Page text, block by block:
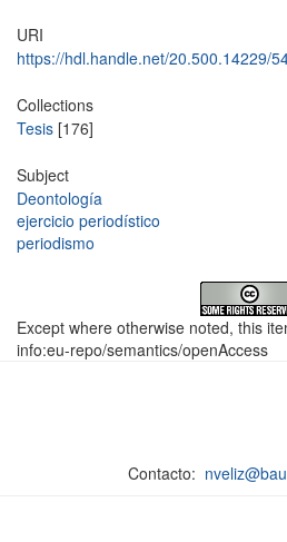
URI
https://hdl.handle.net/20.500.14229/
Collections
Tesis [176]
Subject
Deontología
ejercicio periodístico
periodismo
Except where otherwise noted, this
info:eu-repo/semantics/openAccess
Contacto: